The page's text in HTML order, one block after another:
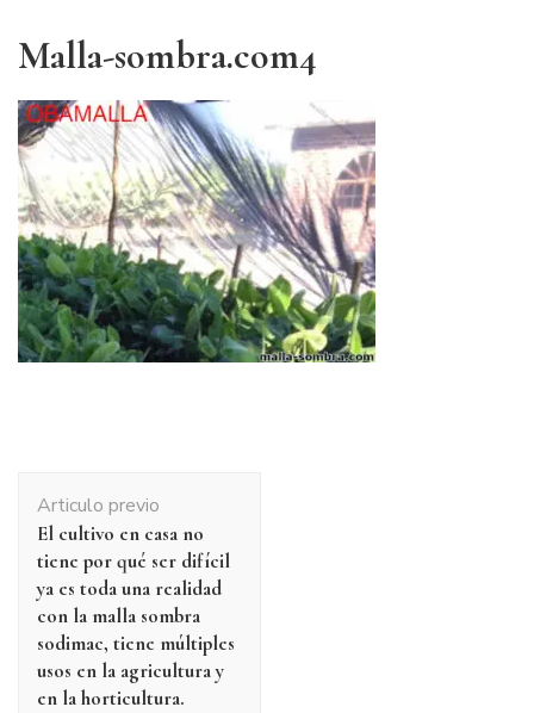
Malla-sombra.com4
de
publicación
Articulo previo
El cultivo en casa no
tiene por qué ser difícil
ya es toda una realidad
con la malla sombra
sodimac, tiene múltiples
usos en la agricultura y
en la horticultura.